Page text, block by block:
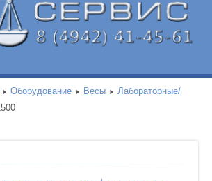
Оборудование Весы
Лабораторные/